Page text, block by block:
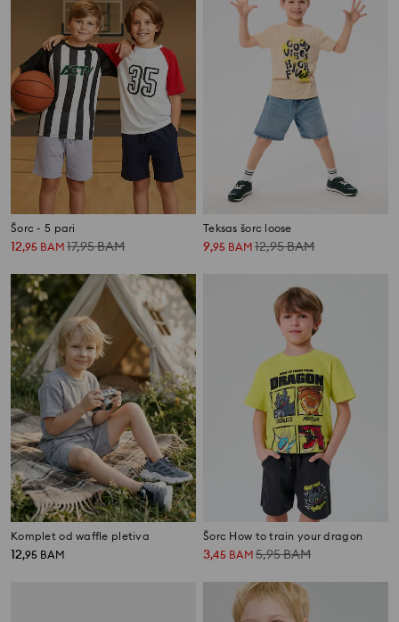
Šorc - 5 pari
12,95 BAM 17,95BAM
Teksas šorc loose
9,95 BAM 12,95BAM
Komplet od waffle pletiva
12,95 BAM
Šorc How to train your dragon
3,45 BAM 5,95BAM